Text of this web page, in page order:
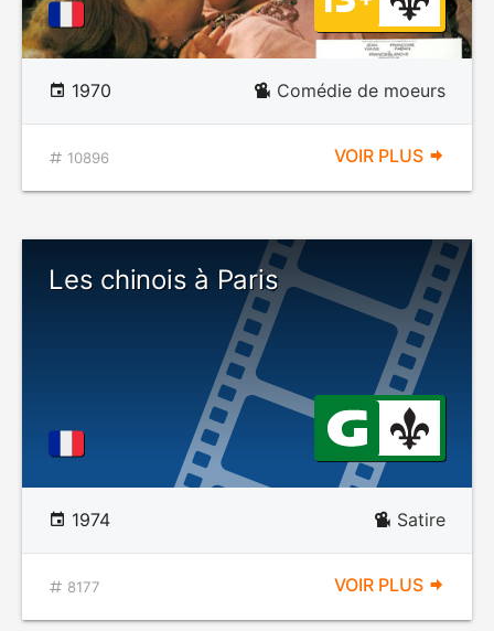
1970 Comédie de moeurs
10896 VOIR PLUS
Les chinois à Paris
1974 Satire
8177 VOIR PLUS